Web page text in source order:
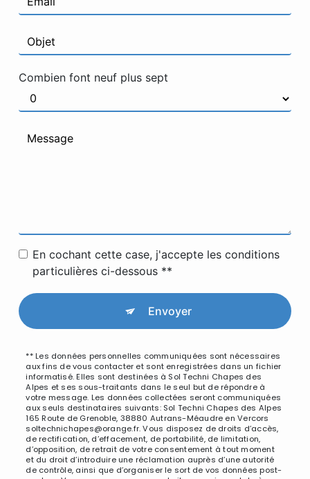
Combien font neuf plus sept
En cochant cette case, j'accepte les conditions
particulières ci-dessous **
Envoyer
** Les données personnelles communiquées sont nécessaires
aux fins de vous contacter et sont enregistrées dans un fichier
informatisé. Elles sont destinées à Sol Techni Chapes des
Alpes et ses sous-traitants dans le seul but de répondre à
votre message. Les données collectées seront communiquées
aux seuls destinataires suivants: Sol Techni Chapes des Alpes
165 Route de Grenoble, 38880 Autrans-Méaudre en Vercors
soltechnichapes@orange.fr. Vous disposez de droits d’accès,
de rectification, d’effacement, de portabilité, de limitation,
d’opposition, de retrait de votre consentement à tout moment
et du droit d’introduire une réclamation auprès d’une autorité
de contrôle, ainsi que d’organiser le sort de vos données post-